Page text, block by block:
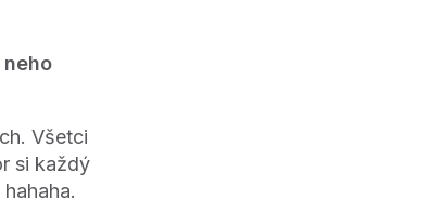
Všetci
si každý